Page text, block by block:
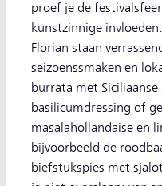
proef je de
kunstzinnige
Florian staan
seizoenssmaken en
burrata met
basilicumdressing of
masalahollandaise en
bijvoorbeeld de
biefstukspies met